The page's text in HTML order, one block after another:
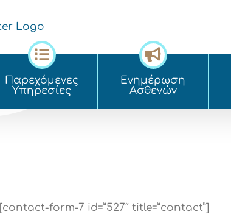
Παρεχόμενες
Yπηρεσίες
Ενημέρωση
Ασθενών
[contact-form-7 id=”527″ title=”contact”]